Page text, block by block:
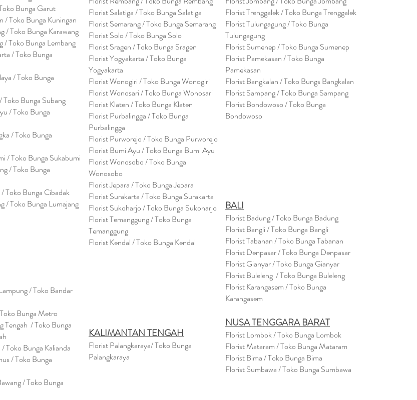
Bunga Garut
/ Toko Bunga Kuningan
/ Toko Bunga Karawang
/ Toko Bunga Lembang
/ Toko Bunga
/ Toko Bunga
Toko Bunga Subang
/ Toko Bunga
/ Toko Bunga
/ Toko Bunga Sukabumi
/ Toko Bunga
Toko Bunga Cibadak
/ Toko Bunga Lumajang
Florist Salatiga / Toko Bunga Salatiga
Florist Semarang / Toko Bunga Semarang
Florist Solo / Toko Bunga Solo
Florist Sragen / Toko Bunga Sragen
Florist Yogyakarta / Toko Bunga
Yogyakarta
Florist Wonogiri / Toko Bunga Wonogiri
Florist Wonosari / Toko Bunga Wonosari
Florist Klaten / Toko Bunga Klaten
Florist Purbalingga / Toko Bunga
Purbalingga
Florist Purworejo / Toko Bunga Purworejo
Florist Bumi Ayu / Toko Bunga Bumi Ayu
Florist Wonosobo / Toko Bunga
Wonosobo
Florist Jepara / Toko Bunga Jepara
Florist Surakarta / Toko Bunga Surakarta
Florist Sukoharjo / Toko Bunga Sukoharjo
Florist Temanggung / Toko Bunga
Temanggung
Florist Kendal / Toko Bunga Kendal
/ Toko Bandar
Bunga Metro
Tengah / Toko Bunga
Toko Bunga Kalianda
/ Toko Bunga
/ Toko Bunga
KALIMANTAN TENGAH
Florist Palangkaraya/ Toko Bunga
Palangkaraya
Florist Trenggalek / Toko Bunga Trenggalek
Florist Tulungagung / Toko Bunga
Tulungagung
Florist Sumenep / Toko Bunga Sumenep
Florist Pamekasan / Toko Bunga
Pamekasan
Florist Bangkalan / Toko Bungs Bangkalan
Florist Sampang / Toko Bunga Sampang
Florist Bondowoso / Toko Bunga
Bondowoso
BALI
Florist Badung / Toko Bunga Badung
Florist Bangli / Toko Bunga Bangli
FloristTabanan/ Toko Bunga Tabanan
Florist Denpasar / Toko Bunga Denpasar
Florist Gianyar / Toko Bunga Gianyar
Florist Buleleng / Toko Bunga Buleleng
Florist Karangasem / Toko Bunga
Karangasem
NUSA TENGGARA BARAT
Florist Lombok / Toko Bunga Lombok
FloristMataram/ Toko Bunga Mataram
Florist Bima / Toko Bunga Bima
Florist Sumbawa / Toko Bunga Sumbawa